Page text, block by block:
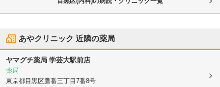
あやクリニック 近隣の薬局
ヤマグチ薬局 学芸大駅前店
薬局
東京都目黒区鷹番三丁目7番8号